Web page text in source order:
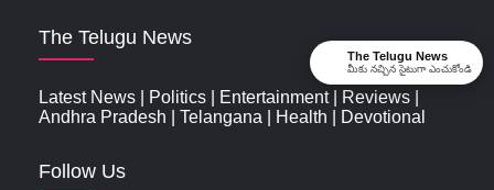
The Telugu News
Latest News Politics Entertainment| Reviews
Andhra Pradesh
Telangana Health Devotional
Follow Us
The Telugu News
మీకు నచ్చిన సైటుగా ఎంచుకోండి